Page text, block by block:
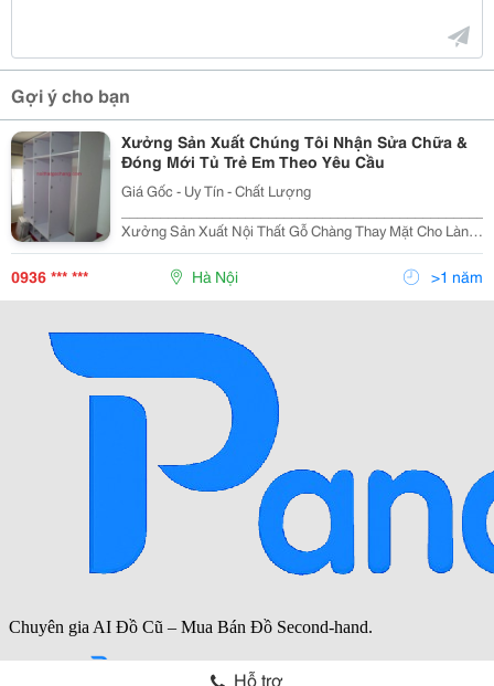
Gợi ý cho bạn
Xưởng Sản Xuất Chúng Tôi Nhận Sửa Chữa &
Đóng Mới Tủ Trẻ Em Theo Yêu Cầu
Giá Gốc - Uy Tín - Chất Lượng
Xưởng Sản Xuất Nội Thất Gỗ Chàng Thay Mặt Cho Làng
Nghề Truyền Thống, Gửi Lời Chào Đến Tất Cả Khách
Hàng. Cảm Ơn Quý Khách Đã Quan Tâm Và Luôn Đồng
0936 *** *** Hà Nội >1 năm
Hỗ trợ